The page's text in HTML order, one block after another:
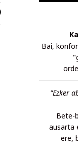
Bai,
"Ezker
Bete-
ausarta
ere,